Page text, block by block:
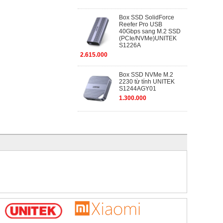
Box SSD SolidForce
Reefer Pro USB
40Gbps sang M.2 SSD
(PCIe/NVMe)UNITEK
S1226A
2.615.000
Box SSD NVMe M.2
2230 từ tính UNITEK
S1244AGY01
1.300.000